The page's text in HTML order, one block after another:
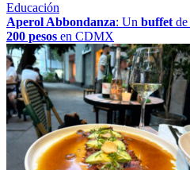
Educación
Aperol Abbondanza: Un buffet de
200 pesos en CDMX